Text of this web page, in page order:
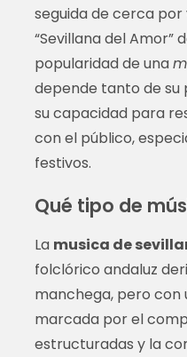
seguida de cerca
“Sevillana del Amor”
popularidad de una
depende tanto de
su capacidad para
con el público,
festivos.
Qué tipo de
La musica de
folclórico andaluz
manchega, pero con
marcada por el
estructuradas y la